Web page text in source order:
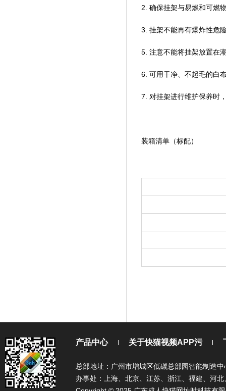
2. 确保挂架与易燃和可燃物
3. 挂架不能再有爆炸性危险
5. 注意不能将挂架放置在潮
6. 可用干净、不起毛的
7. 对挂架进行维护保养时
装箱清单（标配）
产品中心 关于快猫视频APP污
总部地址：广州市增城区低碳总部园智能制造
办事处：上海、北京、江苏、浙江、福建、河